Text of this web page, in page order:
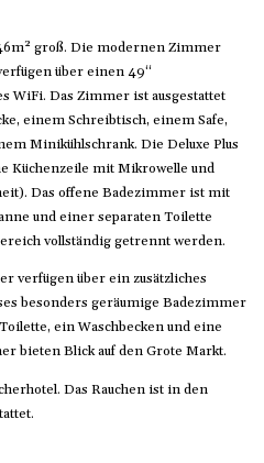
groß. Die modernen Zimmer
über einen 49“
WiFi. Das Zimmer ist ausgestattet
einem Schreibtisch, einem Safe,
Minikühlschrank. Die Deluxe Plus
Küchenzeile mit Mikrowelle und
Das offene Badezimmer ist mit
und einer separaten Toilette
vollständig getrennt werden.
verfügen über ein zusätzliches
besonders geräumige Badezimmer
ein Waschbecken und eine
bieten Blick auf den Grote Markt.
Das Rauchen ist in den